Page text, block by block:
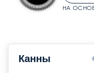
НА
Канны